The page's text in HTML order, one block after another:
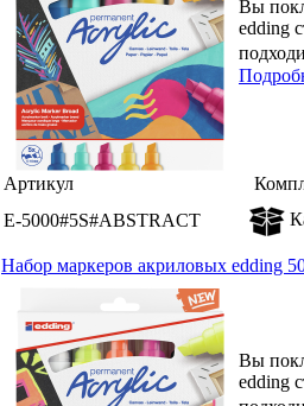
Вы
edding
Артикул
E-5000#5S#ABSTRACT
Набор маркеров акриловых edding
Вы
edding